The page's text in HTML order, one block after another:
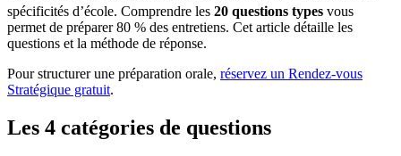
spécificités d’école. Comprendre les 20 questions types vous
permet de préparer 80 % des entretiens. Cet article détaille les
questions et la méthode de réponse.
Pour structurer une préparation orale, réservez un Rendez-vous
Stratégique gratuit.
Les 4 catégories de questions